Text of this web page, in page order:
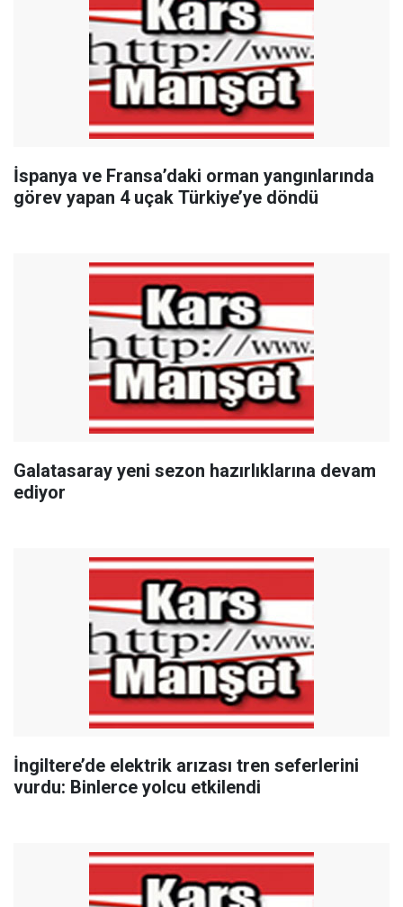
İspanya ve Fransa’daki orman yangınlarında
görev yapan 4 uçak Türkiye’ye döndü
Galatasaray yeni sezon hazırlıklarına devam
ediyor
İngiltere’de elektrik arızası tren seferlerini
vurdu: Binlerce yolcu etkilendi